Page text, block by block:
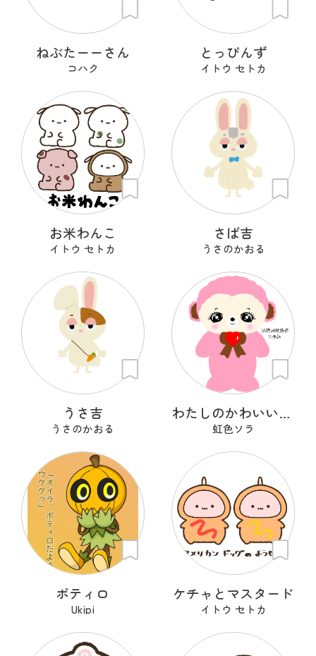
ねぶたーーさん
コハク
とっぴんず
イトウ セトカ
お米わんこ
イトウ セトカ
さば吉
うさのかおる
うさ吉
うさのかおる
わたしのかわいいせかい
虹色ソラ
ポティロ
Ukipi
ケチャとマスタード
イトウ セトカ